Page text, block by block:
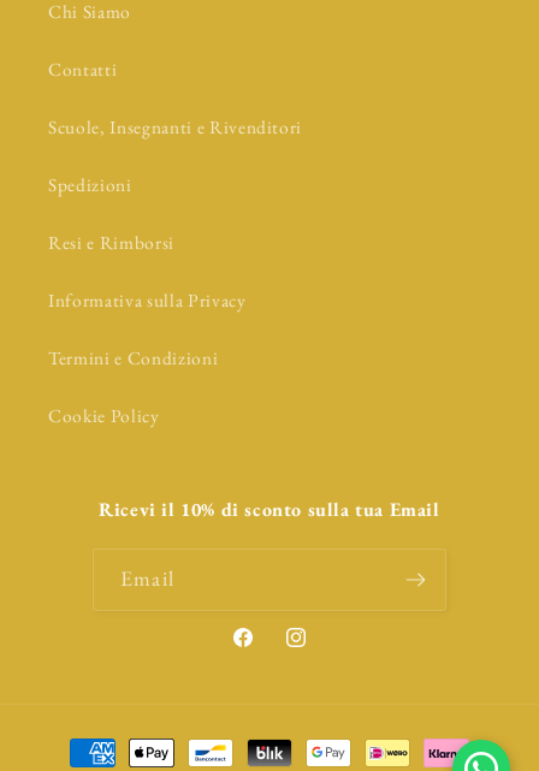
Chi Siamo
Contatti
Scuole, Insegnanti e Rivenditori
Spedizioni
Resi e Rimborsi
Informativa sulla Privacy
Termini e Condizioni
Cookie Policy
Ricevi il 10% di sconto sulla tua Email
Email
FacebookInstagram
Payment